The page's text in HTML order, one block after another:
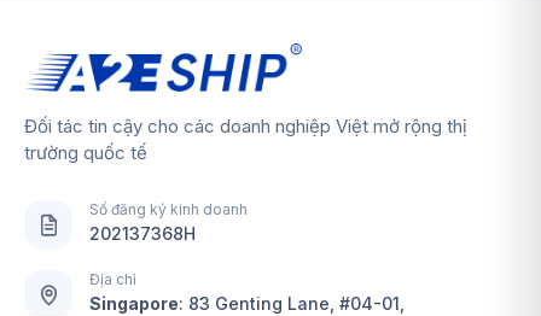
Đối tác tin cậy cho các doanh nghiệp Việt mở rộng thị
trường quốc tế
Số đăng ký kinh doanh
202137368H
Địa chỉ
Singapore: 83 Genting Lane, #04-01,